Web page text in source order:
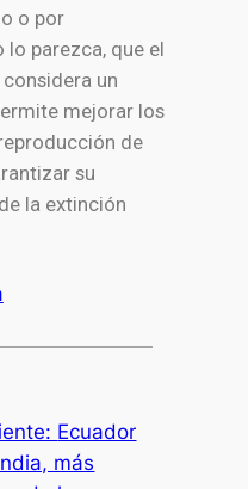
o por
lo parezca, que el
un
mejorar los
de
su
la extinción
Ecuador
más